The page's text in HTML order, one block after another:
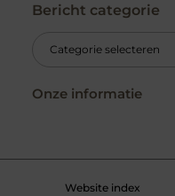
Bericht categorie
Onze informatie
Website index